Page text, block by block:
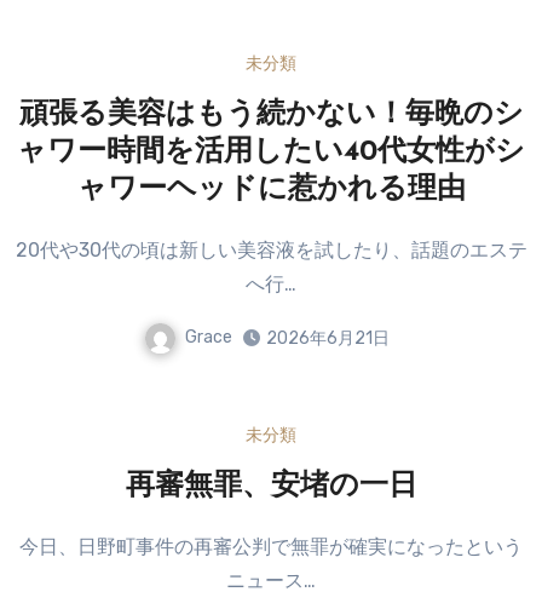
未分類
頑張る美容はもう続かない！毎晩のシ
ャワー時間を活用したい40代女性がシ
ャワーヘッドに惹かれる理由
20代や30代の頃は新しい美容液を試したり、話題のエステ
へ行…
Grace 2026年6月21日
未分類
再審無罪、安堵の一日
今日、日野町事件の再審公判で無罪が確実になったという
ニュース…